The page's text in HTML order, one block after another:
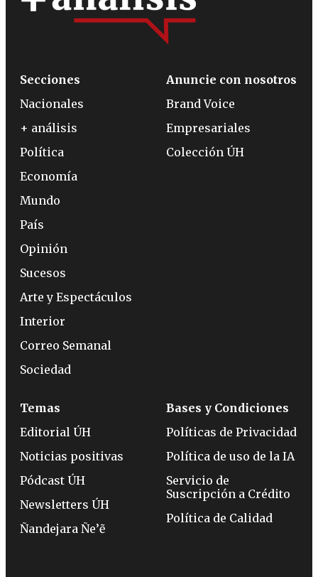
Secciones
Nacionales
+ análisis
Política
Economía
Mundo
País
Opinión
Sucesos
Arte y Espectáculos
Interior
Correo Semanal
Sociedad
Anuncie con nosotros
Brand Voice
Empresariales
Colección ÚH
Temas
Editorial ÚH
Noticias positivas
Pódcast ÚH
Newsletters ÚH
Ñandejara Ñe’ẽ
Bases y Condiciones
Políticas de Privacidad
Política de uso de la IA
Servicio de
Suscripción a Crédito
Política de Calidad